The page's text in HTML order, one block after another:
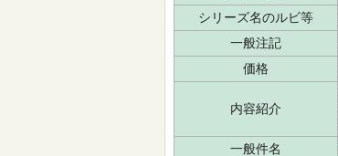
シリーズ名のルビ等
一般注記
価格
内容紹介
一般件名